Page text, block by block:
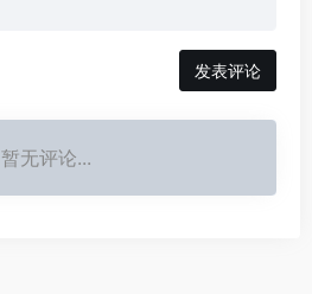
发表评论
暂无评论...